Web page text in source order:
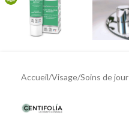
Accueil/Visage/Soins de jour